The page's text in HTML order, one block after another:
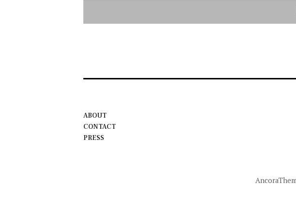
ABOUT
CONTACT
PRESS